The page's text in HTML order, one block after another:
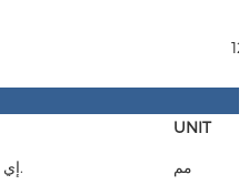
12
UNIT
60 إي 445 إي 22. مم